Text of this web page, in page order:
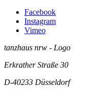
Facebook
Instagram
Vimeo
tanzhaus nrw - Logo
Erkrather Straße 30
D-40233 Düsseldorf